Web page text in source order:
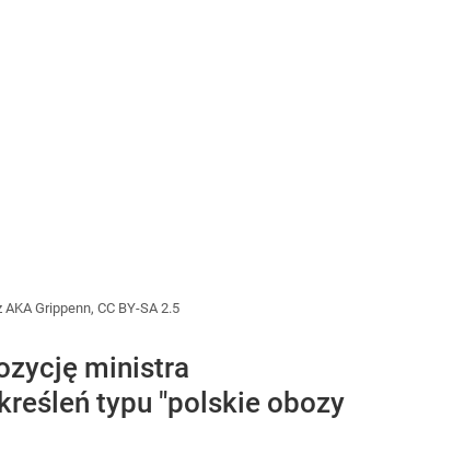
Grippenn, CC BY-SA 2.5
ministra
typu "polskie obozy